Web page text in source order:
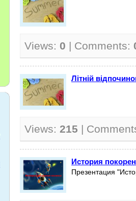
Views: 0 | Comments:
Літній
Views: 215 |
История
Презентация